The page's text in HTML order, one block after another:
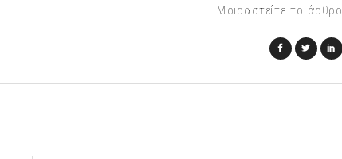
Μοιραστείτε το άρθρο